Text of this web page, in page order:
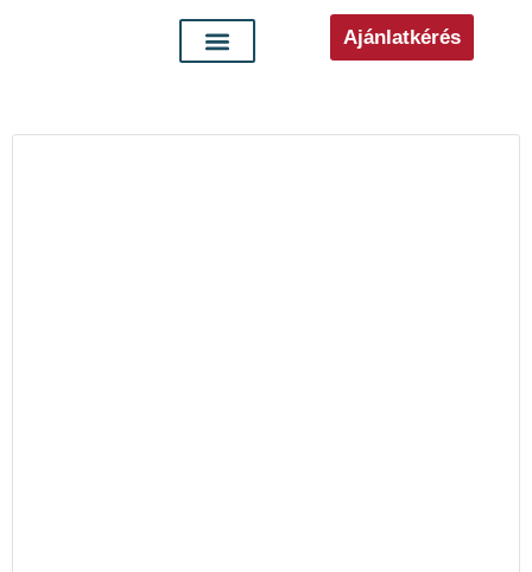
Ajánlatkérés